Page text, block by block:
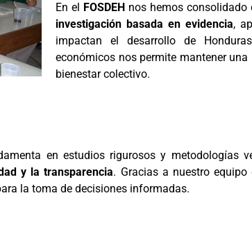
En el FOSDEH nos hemos consolidado
investigación basada en evidencia,
impactan el desarrollo de
económicos nos permite mantener
bienestar colectivo.
en estudios rigurosos y metodologías
y la transparencia. Gracias a nuestro
la toma de decisiones informadas.